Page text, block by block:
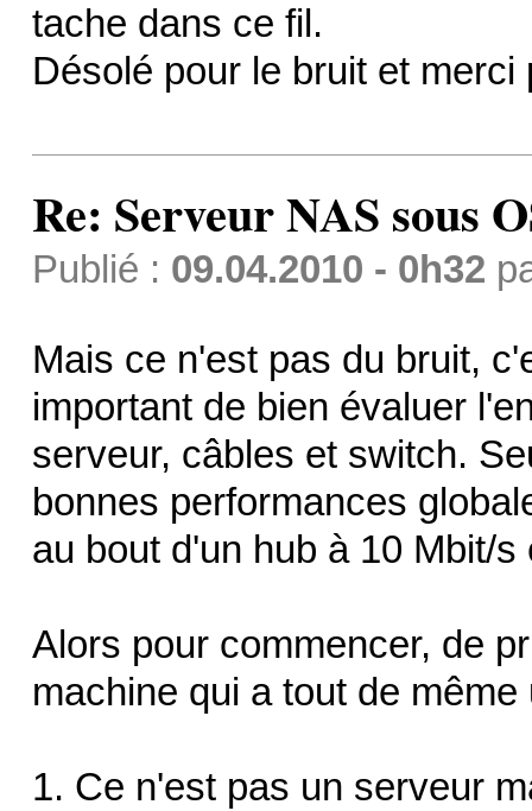
tache dans ce fil.
Désolé pour le bruit et
Re: Serveur NAS sous
Publié : 09.04.2010 - 0h32
Mais ce n'est pas du bruit,
important de bien évaluer
serveur, câbles et switch.
bonnes performances
au bout d'un hub à 10 Mbit/
Alors pour commencer, de
machine qui a tout de
1. Ce n'est pas un serveur